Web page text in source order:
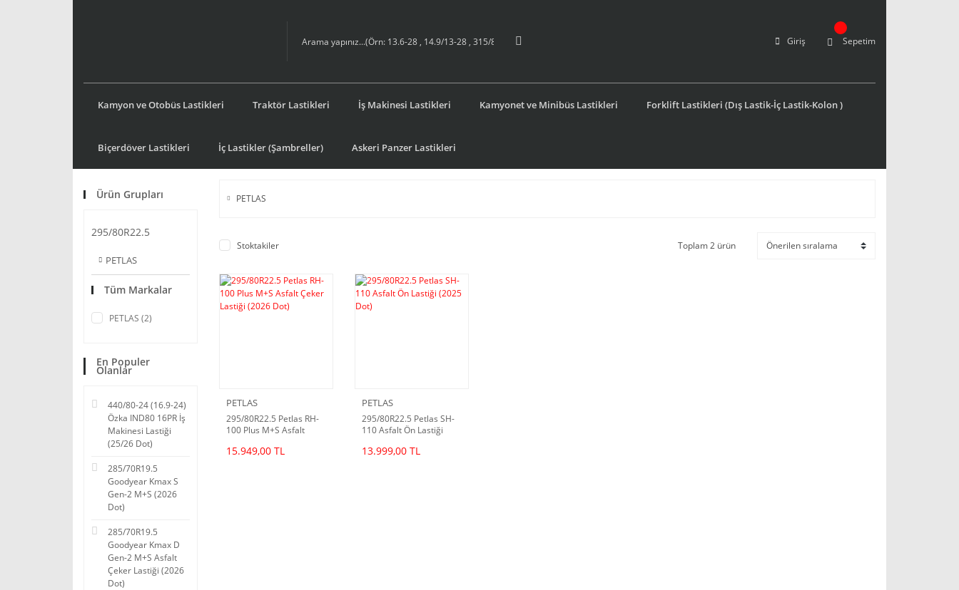
Giriş Sepetim
Kamyon ve Otobüs Lastikleri Traktör Lastikleri İş Makinesi Lastikleri Kamyonet ve Minibüs Lastikleri Forklift Lastikleri (Dış Lastik-İç Lastik-Kolon )
Biçerdöver Lastikleri İç Lastikler (Şambreller) Askeri Panzer Lastikleri
Ürün Grupları
295/80R22.5
PETLAS
Tüm Markalar
PETLAS (2)
En Populer
Olanlar
440/80-24 (16.9-24)
Özka IND80 16PR İş
Makinesi Lastiği
(25/26 Dot)
285/70R19.5
Goodyear Kmax S
Gen-2 M+S (2026
Dot)
285/70R19.5
Goodyear Kmax D
Gen-2 M+S Asfalt
Çeker Lastiği (2026
Dot)
PETLAS
Stoktakiler Toplam 2 ürün
PETLAS
295/80R22.5 Petlas RH-
100 Plus M+S Asfalt
15.949,00 TL
PETLAS
295/80R22.5 Petlas SH-
110 Asfalt Ön Lastiği
13.999,00 TL